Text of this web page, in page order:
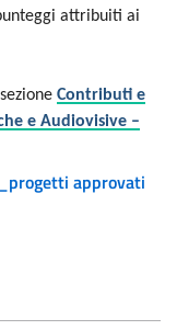
attribuiti ai
Contributi e
e Audiovisive –
approvati